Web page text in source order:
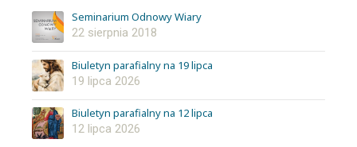
Seminarium Odnowy Wiary
22 sierpnia 2018
Biuletyn parafialny na 19 lipca
19 lipca 2026
Biuletyn parafialny na 12 lipca
12 lipca 2026